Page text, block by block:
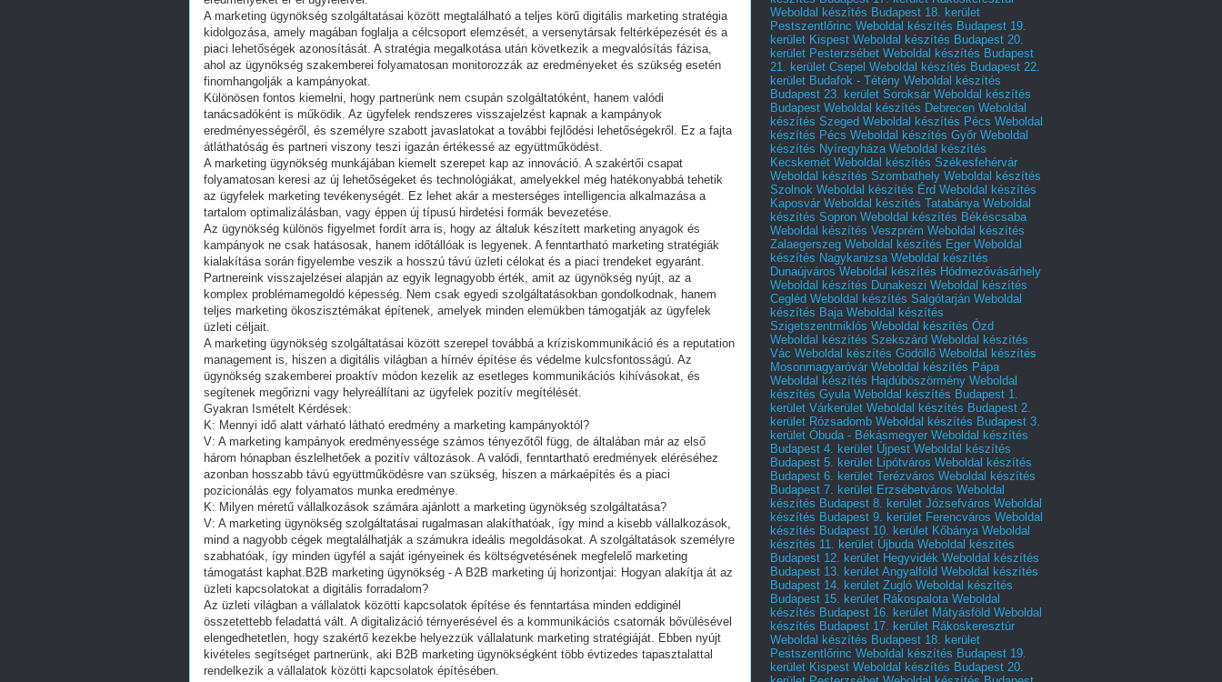
A marketing ügynökség szolgáltatásai között megtalálható a teljes körű digitális marketing stratégia
kidolgozása, amely magában foglalja a célcsoport elemzését, a versenytársak feltérképezését és a
piaci lehetőségek azonosítását. A stratégia megalkotása után következik a megvalósítás fázisa,
ahol az ügynökség szakemberei folyamatosan monitorozzák az eredményeket és szükség esetén
finomhangolják a kampányokat.
Különösen fontos kiemelni, hogy partnerünk nem csupán szolgáltatóként, hanem valódi
tanácsadóként is működik. Az ügyfelek rendszeres visszajelzést kapnak a kampányok
eredményességéről, és személyre szabott javaslatokat a további fejlődési lehetőségekről. Ez a fajta
átláthatóság és partneri viszony teszi igazán értékessé az együttműködést.
A marketing ügynökség munkájában kiemelt szerepet kap az innováció. A szakértői csapat
folyamatosan keresi az új lehetőségeket és technológiákat, amelyekkel még hatékonyabbá tehetik
az ügyfelek marketing tevékenységét. Ez lehet akár a mesterséges intelligencia alkalmazása a
tartalom optimalizálásban, vagy éppen új típusú hirdetési formák bevezetése.
Az ügynökség különös figyelmet fordít arra is, hogy az általuk készített marketing anyagok és
kampányok ne csak hatásosak, hanem időtállóak is legyenek. A fenntartható marketing stratégiák
kialakítása során figyelembe veszik a hosszú távú üzleti célokat és a piaci trendeket egyaránt.
Partnereink visszajelzései alapján az egyik legnagyobb érték, amit az ügynökség nyújt, az a
komplex problémamegoldó képesség. Nem csak egyedi szolgáltatásokban gondolkodnak, hanem
teljes marketing ökoszisztémákat építenek, amelyek minden elemükben támogatják az ügyfelek
üzleti céljait.
A marketing ügynökség szolgáltatásai között szerepel továbbá a kríziskommunikáció és a reputation
management is, hiszen a digitális világban a hírnév építése és védelme kulcsfontosságú. Az
ügynökség szakemberei proaktív módon kezelik az esetleges kommunikációs kihívásokat, és
segítenek megőrizni vagy helyreállítani az ügyfelek pozitív megítélését.
Gyakran Ismételt Kérdések:
K: Mennyi idő alatt várható látható eredmény a marketing kampányoktól?
V: A marketing kampányok eredményessége számos tényezőtől függ, de általában már az első
három hónapban észlelhetőek a pozitív változások. A valódi, fenntartható eredmények eléréséhez
azonban hosszabb távú együttműködésre van szükség, hiszen a márkaépítés és a piaci
pozicionálás egy folyamatos munka eredménye.
K: Milyen méretű vállalkozások számára ajánlott a marketing ügynökség szolgáltatása?
V: A marketing ügynökség szolgáltatásai rugalmasan alakíthatóak, így mind a kisebb vállalkozások,
mind a nagyobb cégek megtalálhatják a számukra ideális megoldásokat. A szolgáltatások személyre
szabhatóak, így minden ügyfél a saját igényeinek és költségvetésének megfelelő marketing
támogatást kaphat.B2B marketing ügynökség - A B2B marketing új horizontjai: Hogyan alakítja át az
üzleti kapcsolatokat a digitális forradalom?
Az üzleti világban a vállalatok közötti kapcsolatok építése és fenntartása minden eddiginél
összetettebb feladattá vált. A digitalizáció térnyerésével és a kommunikációs csatornák bővülésével
elengedhetetlen, hogy szakértő kezekbe helyezzük vállalatunk marketing stratégiáját. Ebben nyújt
kivételes segítséget partnerünk, aki B2B marketing ügynökségként több évtizedes tapasztalattal
rendelkezik a vállalatok közötti kapcsolatok építésében.
Weboldal készítés Budapest 18. kerület
Pestszentlőrinc Weboldal készítés Budapest 19.
kerület Kispest Weboldal készítés Budapest 20.
kerület Pesterzsébet Weboldal készítés Budapest
21. kerület Csepel Weboldal készítés Budapest 22.
kerület Budafok - Tétény Weboldal készítés
Budapest 23. kerület Soroksár Weboldal készítés
Budapest Weboldal készítés Debrecen Weboldal
készítés Szeged Weboldal készítés Pécs Weboldal
készítés Pécs Weboldal készítés Győr Weboldal
készítés Nyíregyháza Weboldal készítés
Kecskemét Weboldal készítés Székesfehérvár
Weboldal készítés Szombathely Weboldal készítés
Szolnok Weboldal készítés Érd Weboldal készítés
Kaposvár Weboldal készítés Tatabánya Weboldal
készítés Sopron Weboldal készítés Békéscsaba
Weboldal készítés Veszprém Weboldal készítés
Zalaegerszeg Weboldal készítés Eger Weboldal
készítés Nagykanizsa Weboldal készítés
Dunaújváros Weboldal készítés Hódmezővásárhely
Weboldal készítés Dunakeszi Weboldal készítés
Cegléd Weboldal készítés Salgótarján Weboldal
készítés Baja Weboldal készítés
Szigetszentmiklós Weboldal készítés Ózd
Weboldal készítés Szekszárd Weboldal készítés
Vác Weboldal készítés Gödöllő Weboldal készítés
Mosonmagyaróvár Weboldal készítés Pápa
Weboldal készítés Hajdúböszörmény Weboldal
készítés Gyula Weboldal készítés Budapest 1.
kerület Várkerület Weboldal készítés Budapest 2.
kerület Rózsadomb Weboldal készítés Budapest 3.
kerület Óbuda - Békásmegyer Weboldal készítés
Budapest 4. kerület Újpest Weboldal készítés
Budapest 5. kerület Lipótváros Weboldal készítés
Budapest 6. kerület Terézváros Weboldal készítés
Budapest 7. kerület Erzsébetváros Weboldal
készítés Budapest 8. kerület Józsefváros Weboldal
készítés Budapest 9. kerület Ferencváros Weboldal
készítés Budapest 10. kerület Kőbánya Weboldal
készítés 11. kerület Újbuda Weboldal készítés
Budapest 12. kerület Hegyvidék Weboldal készítés
Budapest 13. kerület Angyalföld Weboldal készítés
Budapest 14. kerület Zugló Weboldal készítés
Budapest 15. kerület Rákospalota Weboldal
készítés Budapest 16. kerület Mátyásföld Weboldal
készítés Budapest 17. kerület Rákoskeresztúr
Weboldal készítés Budapest 18. kerület
Pestszentlőrinc Weboldal készítés Budapest 19.
kerület Kispest Weboldal készítés Budapest 20.